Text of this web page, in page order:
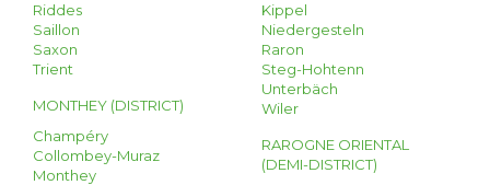
Riddes
Saillon
Saxon
Trient
MONTHEY (DISTRICT)
Champéry
Collombey-Muraz
Monthey
Kippel
Niedergesteln
Raron
Steg-Hohtenn
Unterbäch
Wiler
RAROGNE ORIENTAL
(DEMI-DISTRICT)